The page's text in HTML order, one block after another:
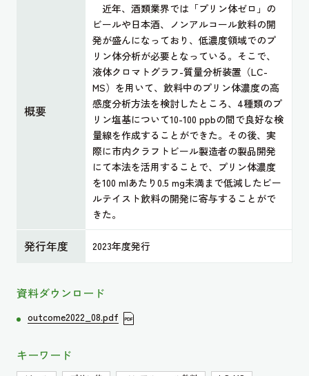
概要
近年、酒類業界では「プリン体ゼロ」の
ビールや日本酒、ノンアルコール飲料の開
発が盛んになっており、低濃度領域でのプ
リン体分析が必要となっている。そこで、
液体クロマトグラフ-質量分析装置（LC-
MS）を用いて、飲料中のプリン体濃度の高
感度分析方法を検討したところ、4種類のプ
リン塩基について10-100 ppbの間で良好な検
量線を作成することができた。その後、実
際に市内クラフトビール製造者の製品開発
にて本法を活用することで、プリン体濃度
を100 mlあたり0.5 mg未満まで低減したビー
ルテイスト飲料の開発に寄与することがで
きた。
発行年度 2023年度発行
資料ダウンロード
outcome2022_08.pdf
キーワード